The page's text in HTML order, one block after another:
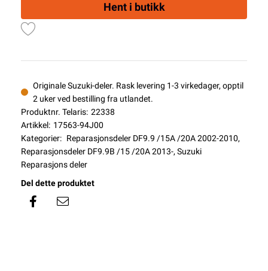
Hent i butikk
Originale Suzuki-deler. Rask levering 1-3 virkedager, opptil
2 uker ved bestilling fra utlandet.
Produktnr. Telaris: 22338
Artikkel: 17563-94J00
Kategorier: Reparasjonsdeler DF9.9 /15A /20A 2002-2010,
Reparasjonsdeler DF9.9B /15 /20A 2013-, Suzuki
Reparasjons deler
Del dette produktet